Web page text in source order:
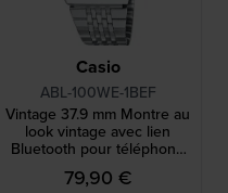
Casio
ABL-100WE-1BEF
Vintage 37.9 mm Montre au
look vintage avec lien
Bluetooth pour téléphone
intelligent
79,90 €